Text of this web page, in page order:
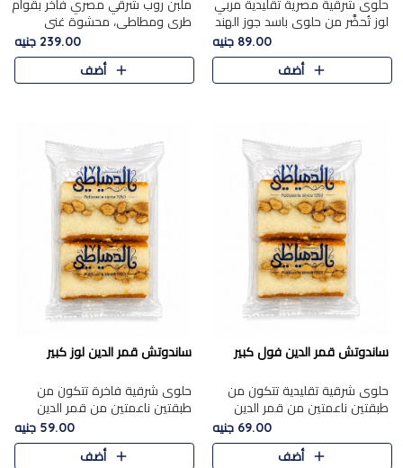
حلوى شرقية مصرية تقليدية مربي
لوز تُحضَّر من حلوى باسد جوز الهند
بقوام طري ومذاق غني، وتُزين
وتغطاه بقطع اللوز الفاخر التي
تضيف لمسة مميزة م..
89.00 جنيه
أضف
ملبن روب شرقي مصري فاخر بقوام
طري ومطاطي، محشوة غني
بسخاء بقطع عين الجمل واللوز
الفاخر التي تضيف قرمشة مميزة
ومرضية ونكهة ناتي غنية في كل
239.00 جنيه
أضف
ساندوتش قمر الدين فول كبير
حلوى شرقية تقليدية تتكون من
طبقتين ناعمتين من قمر الدين
الفاخر، تتوسطهما حشوة غنية من
الفول السوداني المحمص، لتجمع
بين حلاوة المشمش الطبيعية..
69.00 جنيه
أضف
ساندوتش قمر الدين لوز كبير
حلوى شرقية فاخرة تتكون من
طبقتين ناعمتين من قمر الدين
الفاخر، تتوسطهما حشوة غنية من
اللوز المحمص لتمنح مزيجًا متوازنًا
من النعومة والقرمشة. ..
59.00 جنيه
أضف